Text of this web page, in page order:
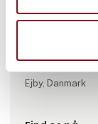
Ejby, Danmark